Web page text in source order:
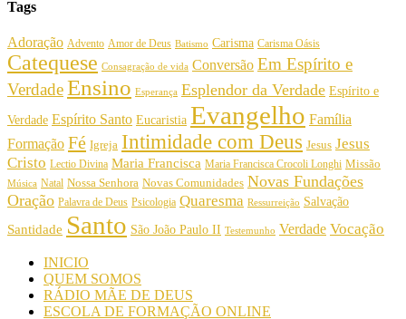
Tags
Adoração Advento Amor de Deus Batismo Carisma Carisma Oásis
Catequese Consagração de vida Conversão Em Espírito e
VerdadeEnsino Esperança Esplendor da Verdade Espírito e
Verdade Espírito Santo Eucaristia Evangelho Família
Formação Fé Igreja Intimidade com Deus Jesus Jesus
Cristo Lectio Divina Maria Francisca Maria Francisca Crocoli Longhi Missão
Música Natal Nossa Senhora Novas Comunidades Novas Fundações
Oração Palavra de Deus Psicologia Quaresma Ressurreição Salvação
Santidade Santo São João Paulo II Testemunho Verdade Vocação
INICIO
QUEM SOMOS
RÁDIO MÃE DE DEUS
ESCOLA DE FORMAÇÃO ONLINE